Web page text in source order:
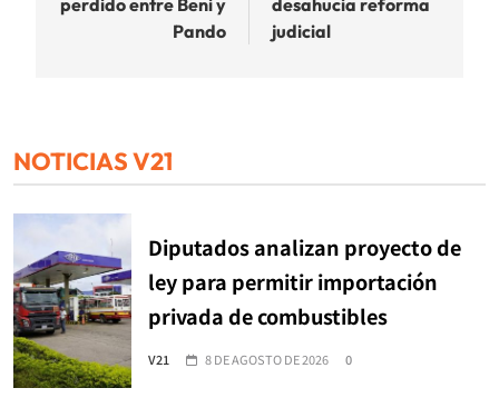
Pando
judicial
NOTICIAS V21
Diputados analizan proyecto de
ley para permitir importación
privada de combustibles
V21 8 DE AGOSTO DE 2026 0